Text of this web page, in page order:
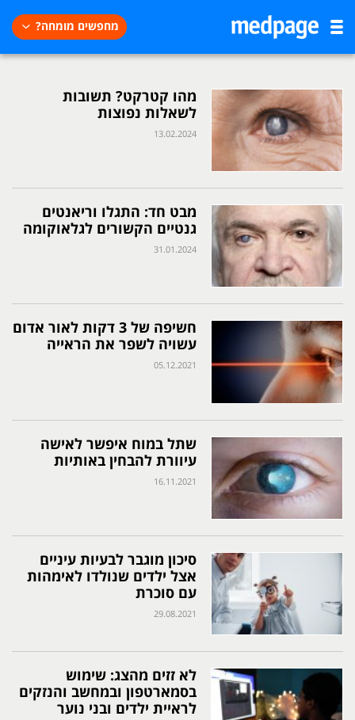
מחפשים מומחה?
מהו קטרקט? תשובות
לשאלות נפוצות
13.02.2024
מבט חד: התגלו וריאנטים
גנטיים הקשורים לגלאוקומה
31.01.2024
חשיפה של 3 דקות לאור אדום
עשויה לשפר את הראייה
05.12.2021
שתל במוח איפשר לאישה
עיוורת להבחין באותיות
16.11.2021
סיכון מוגבר לבעיות עיניים
אצל ילדים שנולדו לאימהות
עם סוכרת
29.08.2021
לא זזים מהצג: שימוש
בסמארטפון ובמחשב והנזקים
לראיית ילדים ובני נוער